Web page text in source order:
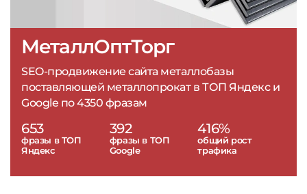
МеталлОптТорг
SEO-продвижение сайта металлобазы
поставляющей металлопрокат в ТОП Яндекс и
Google по 4350 фразам
653
фразы в ТОП
Яндекс
392
фразы в ТОП
Google
416%
общий рост
трафика